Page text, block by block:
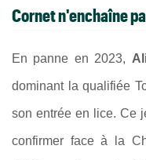
Cornet n'enchaîne
En panne en 2023,
dominant la qualifiée
son entrée en lice. Ce
confirmer face à la